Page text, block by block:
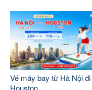
Vé máy bay từ Hà Nội đi
Houston